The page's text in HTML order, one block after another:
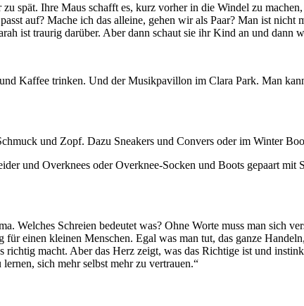
spät. Ihre Maus schafft es, kurz vorher in die Windel zu
auf? Mache ich das alleine, gehen wir als Paar? Man ist nicht
ist traurig darüber. Aber dann schaut sie ihr Kind an und dann
und Kaffee trinken. Und der Musikpavillon im Clara Park. Man
und Zopf. Dazu Sneakers und Convers oder im Winter
und Overknees oder Overknee-Socken und Boots gepaart mit
Welches Schreien bedeutet was? Ohne Worte muss man sich
einen kleinen Menschen. Egal was man tut, das ganze
richtig macht. Aber das Herz zeigt, was das Richtige ist und
sich mehr selbst mehr zu vertrauen.“